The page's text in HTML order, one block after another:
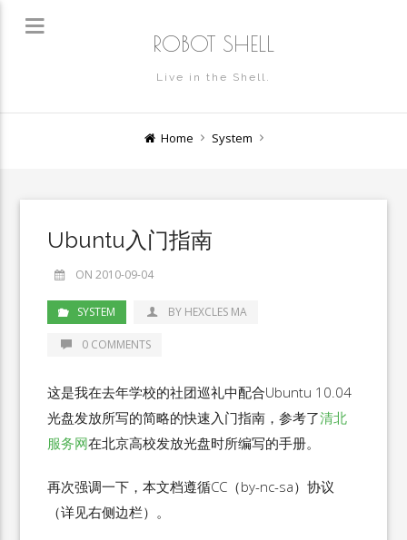
ROBOT SHELL
Live in the Shell.
Home System
Ubuntu入门指南
ON 2010-09-04
SYSTEM BY HEXCLES MA
0 COMMENTS
这是我在去年学校的社团巡礼中配合Ubuntu 10.04
光盘发放所写的简略的快速入门指南，参考了清北
服务网在北京高校发放光盘时所编写的手册。
再次强调一下，本文档遵循CC（by-nc-sa）协议
（详见右侧边栏）。